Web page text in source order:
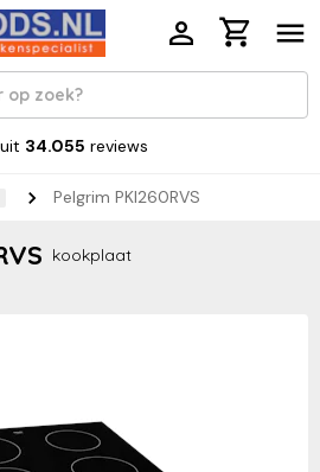
uit 34.055 reviews
Pelgrim PKI260RVS
kookplaat